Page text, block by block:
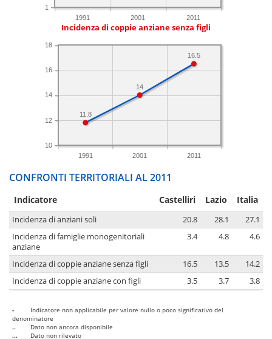
1991 2001 2011
1
Incidenza di coppie anziane senza figli
1991 2001 2011
10
12
14
16
18
16.5
14
11.8
CONFRONTI TERRITORIALI AL 2011
Indicatore Castelliri Lazio Italia
Incidenza di anziani soli 20.8 28.1
27.1
Incidenza di famiglie monogenitoriali
anziane
3.4 4.8 4.6
Incidenza di coppie anziane senza figli 16.5 13.5
14.2
Incidenza di coppie anziane con figli
3.5 3.7 3.8
-
Indicatore non applicabile per valore nullo o poco significativo del
denominatore
..
Dato non ancora disponibile
...
Dato non rilevato